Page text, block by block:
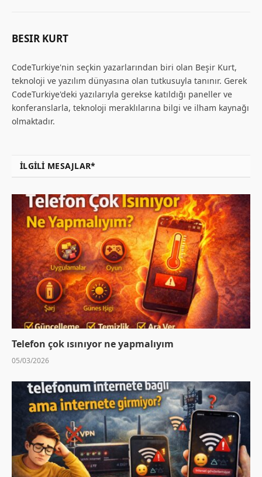
BESIR KURT
CodeTurkiye'nin seçkin yazarlarından biri olan Beşir Kurt,
teknoloji ve yazılım dünyasına olan tutkusuyla tanınır. Gerek
CodeTurkiye'deki yazılarıyla gerekse katıldığı paneller ve
konferanslarla, teknoloji meraklılarına bilgi ve ilham kaynağı
olmaktadır.
İLGILI MESAJLAR*
Telefon çok ısınıyor ne yapmalıyım
05/03/2026